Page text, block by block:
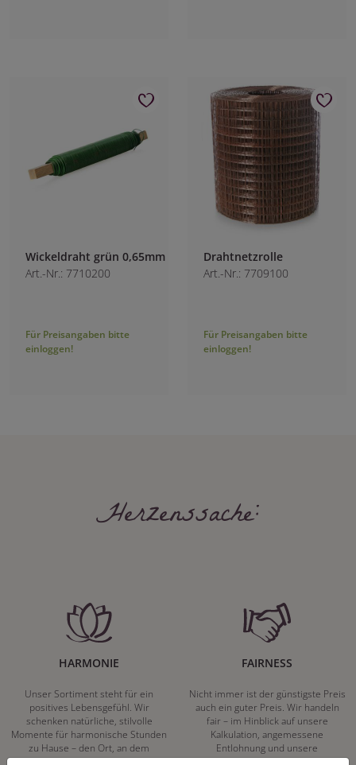
Wickeldraht grün 0,65mm
Art.-Nr.: 7710200
Für Preisangaben bitte
einloggen!
Drahtnetzrolle
Art.-Nr.: 7709100
Für Preisangaben bitte
einloggen!
Herzenssache:
HARMONIE
Unser Sortiment steht für ein
positives Lebensgefühl. Wir
schenken natürliche, stilvolle
Momente für harmonische Stunden
zu Hause – den Ort, an dem
Menschen sich geborgen fühlen und
FAIRNESS
Nicht immer ist der günstigste Preis
auch ein guter Preis. Wir handeln
fair – im Hinblick auf unsere
Kalkulation, angemessene
Entlohnung und unsere
nachhaltigen, gewachsenen